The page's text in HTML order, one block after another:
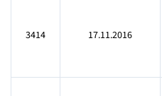
3414 17.11.2016